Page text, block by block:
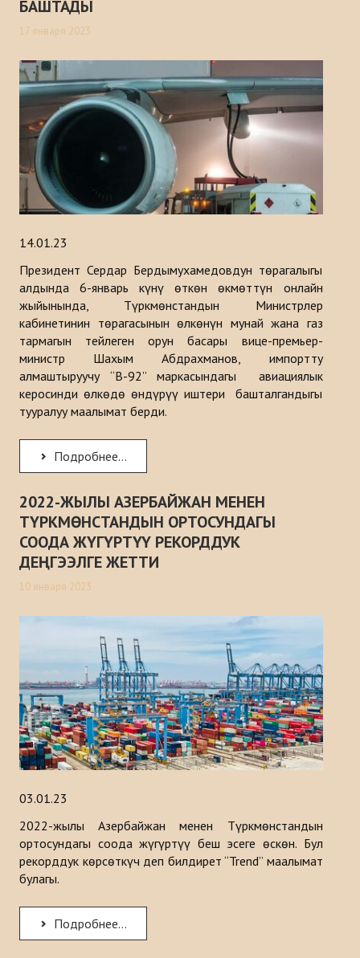
БАШТАДЫ
17 января 2023
14.01.23
Президент Сердар Бердымухамедовдун төрагалыгы
алдында 6-январь күнү өткөн өкмөттүн онлайн
жыйынында, Түркмөнстандын Министрлер
кабинетинин төрагасынын өлкөнүн мунай жана газ
тармагын тейлеген орун басары вице-премьер-
министр Шахым Абдрахманов, импортту
алмаштыруучу “B-92” маркасындагы авиациялык
керосинди өлкөдө өндүрүү иштери башталгандыгы
тууралуу маалымат берди.
Подробнее...
2022-ЖЫЛЫ АЗЕРБАЙЖАН МЕНЕН
ТҮРКМӨНСТАНДЫН ОРТОСУНДАГЫ
СООДА ЖҮГҮРТҮҮ РЕКОРДДУК
ДЕҢГЭЭЛГЕ ЖЕТТИ
10 января 2023
03.01.23
2022-жылы Азербайжан менен Түркмөнстандын
ортосундагы соода жүгүртүү беш эсеге өскөн. Бул
рекорддук көрсөткүч деп билдирет “Trend” маалымат
булагы.
Подробнее...